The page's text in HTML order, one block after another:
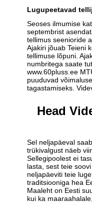
Lugupeetavad
Seoses ilmumise
septembrist
tellimus seenioride
Ajakiri jõuab Teieni
tellimuse lõpuni.
numbritega saate
www.60pluss.ee
puuduvad
tagastamiseks.
Head
Sel neljapäeval
trükivalgust näeb
Sellegipoolest ei
lasta, sest teie
neljapäeviti teie
traditsiooniga hea
Maaleht on Eesti
kui ka